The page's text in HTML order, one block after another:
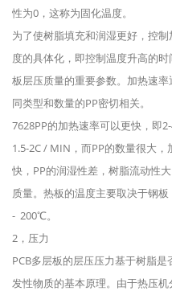
性为0，这称为固化温度。
为了使树脂填充和润湿更好，控
度的具体化，即控制温度升高的
板层压质量的重要参数。加热速
同类型和数量的PP密切相关。
7628PP的加热速率可以更快，即
1.5-2C / MIN，而PP的数量很大
快，PP的润湿性差，树脂流动性
质量。热板的温度主要取决于钢
- 200℃。
2，压力
PCB多层板的层压压力基于树脂
发性物质的基本原理。由于热压